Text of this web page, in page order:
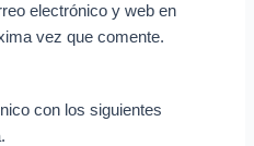
electrónico y web en
vez que comente.
con los siguientes